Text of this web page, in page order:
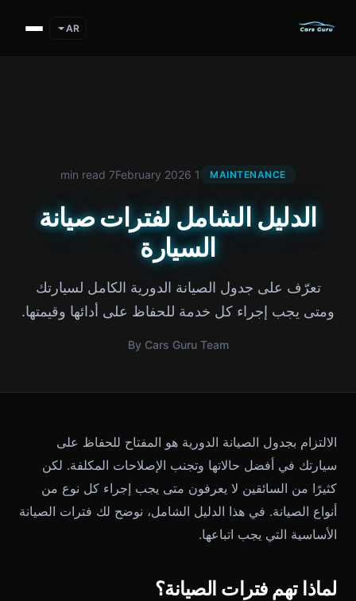
AR
MAINTENANCE
1 February 2026
7 min read
الدليل الشامل لفترات صيانة
السيارة
تعرّف على جدول الصيانة الدورية الكامل لسيارتك
ومتى يجب إجراء كل خدمة للحفاظ على أدائها وقيمتها.
By Cars Guru Team
الالتزام بجدول الصيانة الدورية هو المفتاح للحفاظ على
سيارتك في أفضل حالاتها وتجنب الإصلاحات المكلفة. لكن
كثيرًا من السائقين لا يعرفون متى يجب إجراء كل نوع من
أنواع الصيانة. في هذا الدليل الشامل، نوضح لك فترات الصيانة
الأساسية التي يجب اتباعها.
لماذا تهم فترات الصيانة؟